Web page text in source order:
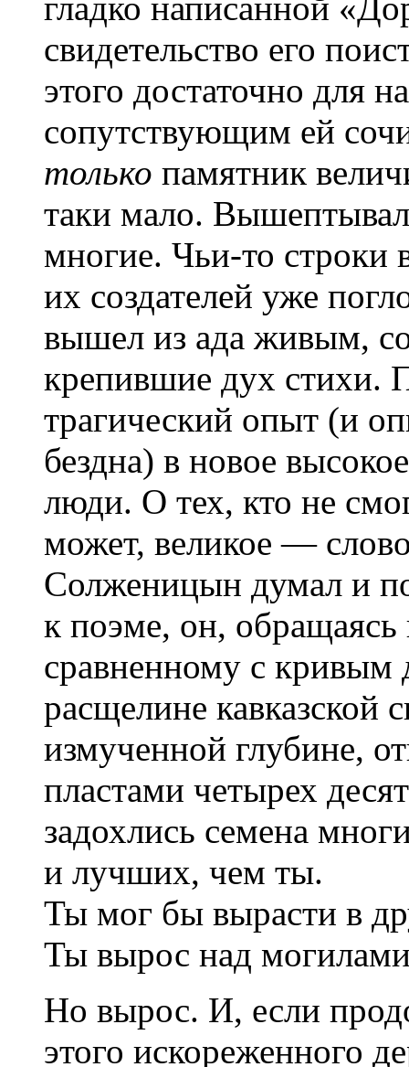
свидетельство его
этого достаточно для
сопутствующим ей
только памятник
таки мало.
многие. Чьи-то строки
их создателей уже
вышел из ада живым,
крепившие дух стихи.
трагический опыт (и
бездна) в новое
люди. О тех, кто не
может, великое —
Солженицын думал и
к поэме, он, обращаясь
сравненному с кривым
расщелине кавказской
измученной глубине,
пластами четырех
задохлись семена
и лучших, чем ты.
Ты мог бы вырасти в
Ты вырос над
Но вырос. И, если
этого искореженного